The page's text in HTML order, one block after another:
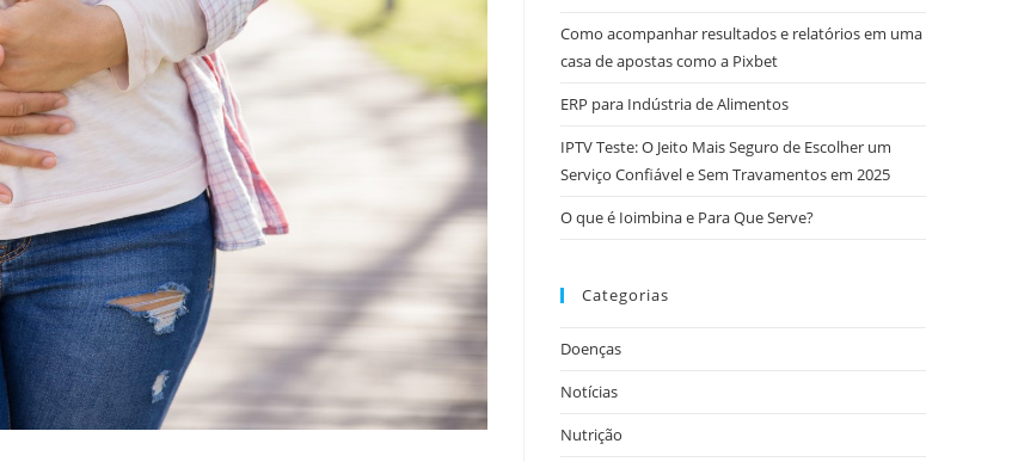
Como acompanhar resultados e relatórios em uma
casa de apostas como a Pixbet
ERP para Indústria de Alimentos
IPTV Teste: O Jeito Mais Seguro de Escolher um
Serviço Confiável e Sem Travamentos em 2025
O que é Ioimbina e Para Que Serve?
Categorias
Doenças
Notícias
Nutrição